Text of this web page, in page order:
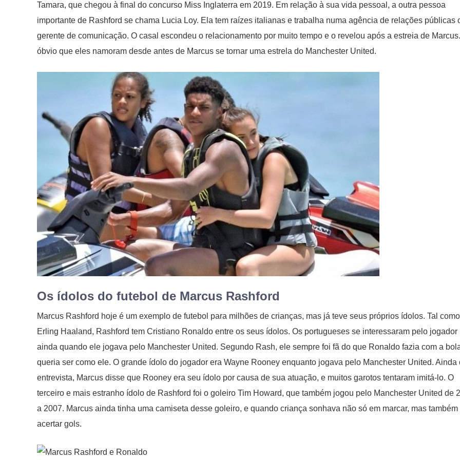
Tamara, que chegou à final do concurso Miss Inglaterra em 2019. Em relação à sua vida pessoal, a outra pessoa
importante de Rashford se chama Lucia Loy. Ela tem raízes italianas e trabalha numa agência de relações públicas
gerente de comunicação. O casal escondeu o relacionamento por muito tempo e o revelou após a estreia de
óbvio que eles namoram desde antes de Marcus se tornar uma estrela do Manchester United.
Os ídolos do futebol de Marcus Rashford
Marcus Rashford hoje é um exemplo de futebol para milhões de crianças, mas já teve seus próprios ídolos. Tal como
Erling Haaland, Rashford tem Cristiano Ronaldo entre os seus ídolos. Os portugueses se interessaram pelo jogador
ainda quando ele jogava pelo Manchester United. Segundo Rash, ele sempre foi fã do que Ronaldo fazia com a
queria ser como ele. O grande ídolo do jogador era Wayne Rooney enquanto jogava pelo Manchester United. Ainda
entrevista, Marcus disse que Rooney era seu ídolo por causa de sua atuação, e muitos garotos tentaram imitá-lo. O
terceiro e mais estranho ídolo de Rashford foi o goleiro Tim Howard, que também jogou pelo Manchester United de
a 2007. Marcus ainda tinha uma camiseta desse goleiro, e quando criança sonhava não só em marcar, mas também
acertar gols.